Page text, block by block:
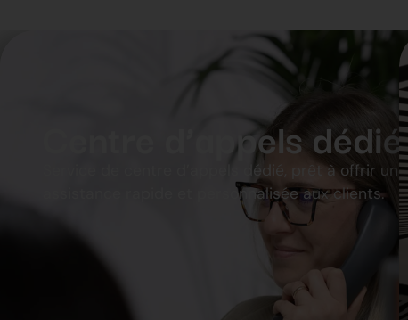
Centre d’appels dédié
Service de centre d’appels dédié, prêt à offrir une
assistance rapide et personnalisée aux clients.